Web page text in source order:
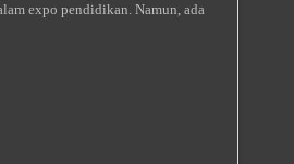
expo pendidikan. Namun, ada